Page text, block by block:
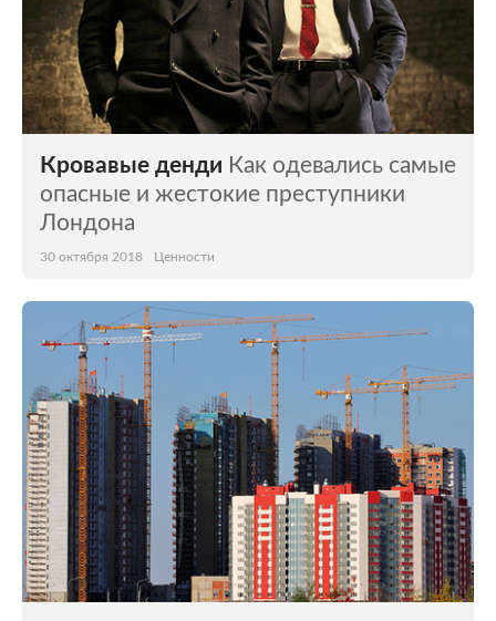
Кровавые денди Как одевались самые
опасные и жестокие преступники
Лондона
30 октября 2018 Ценности